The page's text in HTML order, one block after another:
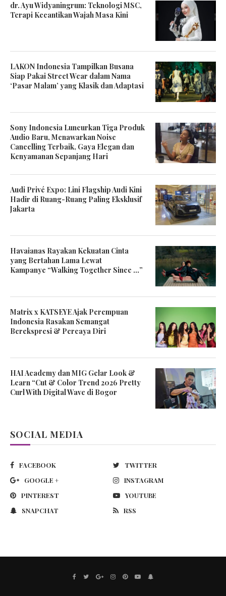
dr. Ayu Widyaningrum: Teknologi MSC,
Terapi Kecantikan Wajah Masa Kini
LAKON Indonesia Tampilkan Busana
Siap Pakai Street Wear dalam Nama
‘Pasar Malam’ yang Klasik dan Adaptasi
Sony Indonesia Luncurkan Tiga Produk
Audio Baru, Menawarkan Noise
Cancelling Terbaik, Gaya Elegan dan
Kenyamanan Sepanjang Hari
Audi Privé Expo: Lini Flagship Audi Kini
Hadir di Ruang-Ruang Paling Eksklusif
Jakarta
Havaianas Rayakan Kekuatan Cinta
yang Bertahan Lama Lewat
Kampanye “Walking Together Since …”
Matrix x KATSEYE Ajak Perempuan
Indonesia Rasakan Semangat
Berekspresi & Percaya Diri
HAI Academy dan MIG Gelar Look &
Learn “Cut & Color Trend 2026 Pretty
Curl With Digital Wave di Bogor
SOCIAL MEDIA
FACEBOOK
TWITTER
GOOGLE +
INSTAGRAM
PINTEREST
YOUTUBE
SNAPCHAT
RSS